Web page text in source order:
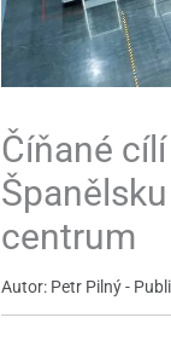
Číňané
centrum
Autor: Petr Pilný -